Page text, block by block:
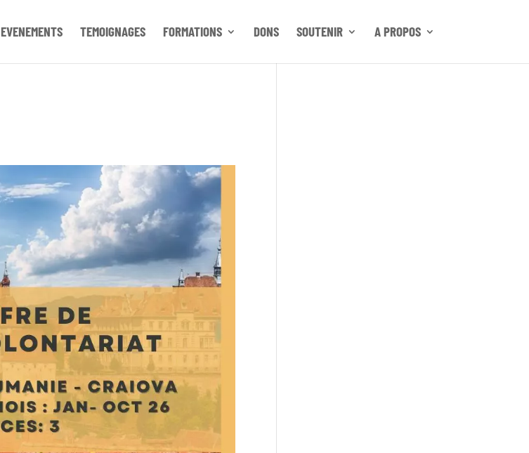
EVENEMENTS TEMOIGNAGES FORMATIONS DONS SOUTENIR A PROPOS